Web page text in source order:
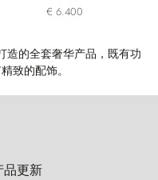
€ 6.400
造的全套奢华产品，既有功
致的配饰。
品更新